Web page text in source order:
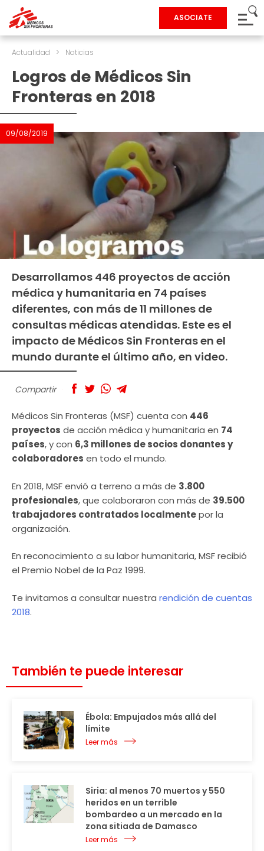
ASOCIATE
Actualidad > Noticias
Logros de Médicos Sin
Fronteras en 2018
09/08/2019
Desarrollamos 446 proyectos de acción
médica y humanitaria en 74 países
diferentes, con más de 11 millones de
consultas médicas atendidas. Este es el
impacto de Médicos Sin Fronteras en el
mundo durante el último año, en video.
Compartir
Médicos Sin Fronteras (MSF) cuenta con 446
proyectos de acción médica y humanitaria en 74
países, y con 6,3 millones de socios donantes y
colaboradores en todo el mundo.
En 2018, MSF envió a terreno a más de 3.800
profesionales, que colaboraron con más de 39.500
trabajadores contratados localmentepor la
organización.
En reconocimiento a su labor humanitaria, MSF recibió
el Premio Nobel de la Paz 1999.
Te invitamos a consultar nuestra rendición de cuentas
2018.
También te puede interesar
Ébola: Empujados más allá del
límite
Leer más
Siria: al menos 70 muertos y 550
heridos en un terrible
bombardeo a un mercado en la
zona sitiada de Damasco
Leer más